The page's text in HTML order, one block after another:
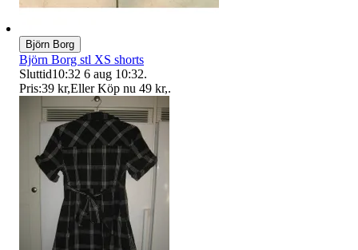
Björn Borg
Björn Borg stl XS shorts
Sluttid10:32 6 aug 10:32.
Pris:39 kr,Eller Köp nu 49 kr,.